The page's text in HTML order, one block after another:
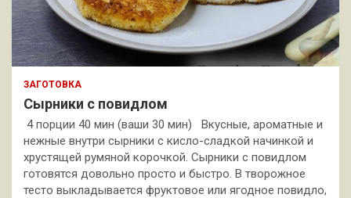
ЗАГОТОВКА
Сырники с повидлом
4 порции 40 мин (ваши 30 мин) Вкусные, ароматные и
нежные внутри сырники с кисло-сладкой начинкой и
хрустящей румяной корочкой. Сырники с повидлом
готовятся довольно просто и быстро. В творожное
тесто выкладывается фруктовое или ягодное повидло,